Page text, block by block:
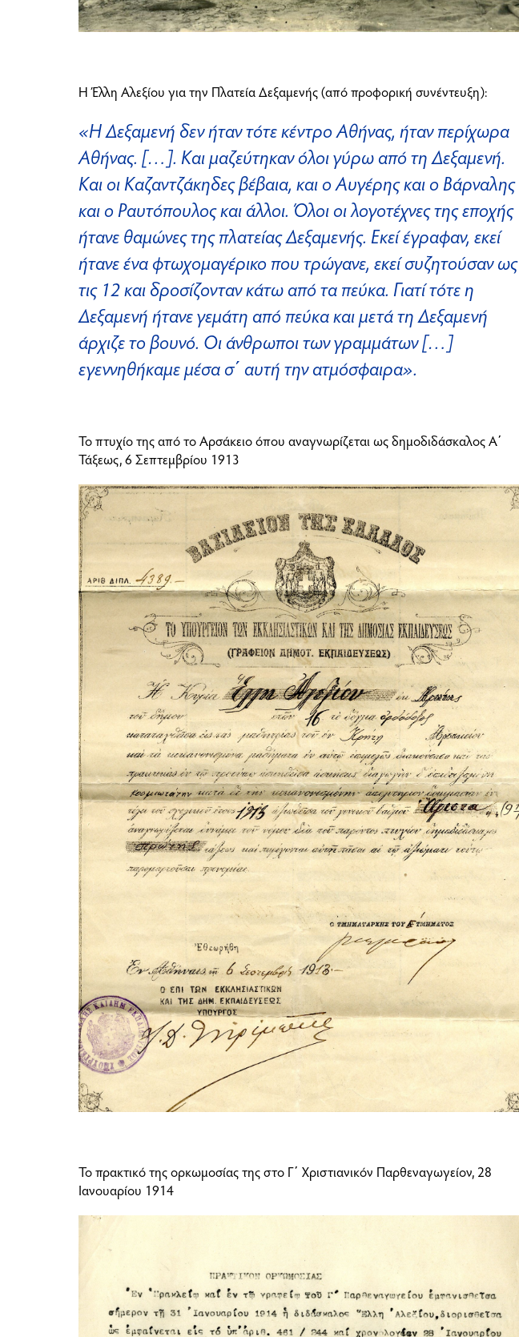
Η Έλλη Αλεξίου για την Πλατεία Δεξαμενής (από προφορική συνέντευξη):
«Η Δεξαμενή δεν ήταν τότε κέντρο Αθήνας, ήταν περίχωρα
Αθήνας. […]. Και μαζεύτηκαν όλοι γύρω από τη Δεξαμενή.
Και οι Καζαντζάκηδες βέβαια, και ο Αυγέρης και ο Βάρναλης
και ο Ραυτόπουλος και άλλοι. Όλοι οι λογοτέχνες της εποχής
ήτανε θαμώνες της πλατείας Δεξαμενής. Εκεί έγραφαν, εκεί
ήτανε ένα φτωχομαγέρικο που τρώγανε, εκεί συζητούσαν ως
τις 12 και δροσίζονταν κάτω από τα πεύκα. Γιατί τότε η
Δεξαμενή ήτανε γεμάτη από πεύκα και μετά τη Δεξαμενή
άρχιζε το βουνό. Οι άνθρωποι των γραμμάτων […]
εγεννηθήκαμε μέσα σ΄ αυτή την ατμόσφαιρα».
Το πτυχίο της από το Αρσάκειο όπου αναγνωρίζεται ως δημοδιδάσκαλος Α΄
Τάξεως, 6 Σεπτεμβρίου 1913
Το πρακτικό της ορκωμοσίας της στο Γ΄ Χριστιανικόν Παρθεναγωγείον, 28
Ιανουαρίου 1914